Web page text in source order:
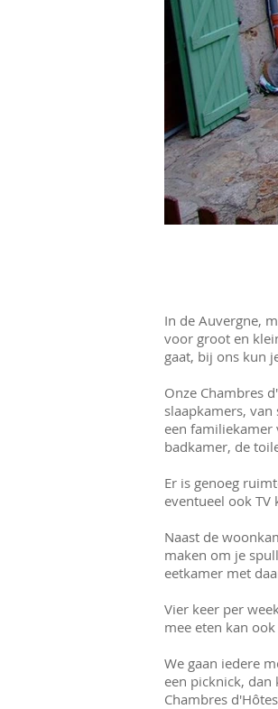
In de Auvergne,
voor groot en
gaat, bij ons kun
Onze Chambres
slaapkamers,
een familiekamer
badkamer, de
Er is genoeg
eventueel ook TV
Naast de
maken om je
eetkamer met
Vier keer per
mee eten kan
We gaan iedere
een picknick,
Chambres